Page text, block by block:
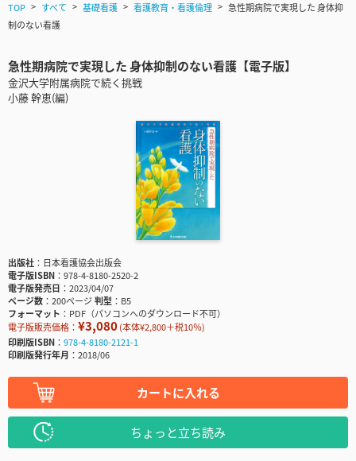
TOP すべて 基礎看護 看護教育・看護倫理
急性期病院で実現した 身体抑
制のない看護
急性期病院で実現した 身体抑制のない看護【電子版】
金沢大学附属病院で続く挑戦
小藤 幹恵(編)
出版社
日本看護協会出版会
電子版ISBN
978-4-8180-2520-2
電子版発売日
2023/04/07
ページ数
200ページ判型
B5
フォーマット
PDF（パソコンへのダウンロード不可）
電子版販売価格： ¥3,080(本体¥2,800＋税10％)
印刷版ISBN
978-4-8180-2121-1
印刷版発行年月
2018/06
カートに入れる
ちょっと立ち読み